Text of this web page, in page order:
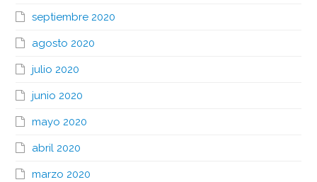
septiembre 2020
agosto 2020
julio 2020
junio 2020
mayo 2020
abril 2020
marzo 2020